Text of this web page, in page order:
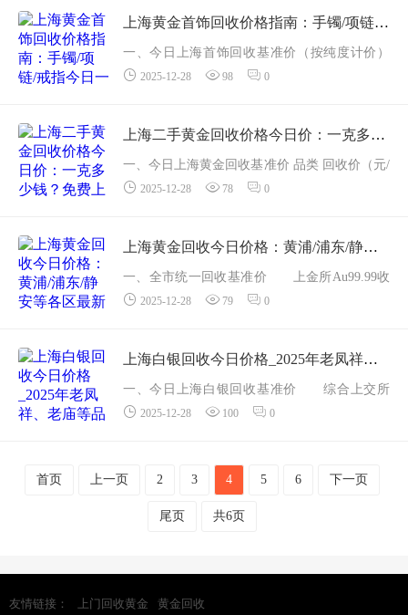
链、镂...
上海黄金首饰回收价格指南：手镯/项链/戒指今日一克能卖多少钱？
一、今日上海首饰回收基准价（按纯度计价）
首饰类型 常见纯度 回收价（元/克） 相比昨日
见于链坠） 9...
2025-12-28 98 0
上海二手黄金回收价格今日价：一克多少钱？免费上门估价，高价回收
一、今日上海黄金回收基准价 品类 回收价（元/
克） 纯度 备注 足金 999 998 99.9 % 金条、金
2025-12-28 78 0
上海黄金回收今日价格：黄浦/浦东/静安等各区最新报价多少钱一克？
一、全市统一回收基准价 上金所Au99.99收
盘：1009元/克（-1元） 上海主流回收牌
7元/克；Pt950 506元/克 各渠道在基准价上
&plusmn;5...
2025-12-28 79 0
上海白银回收今日价格_2025年老凤祥、老庙等品牌银饰回收多少钱一克
一、今日上海白银回收基准价 综合上交所
现货行情与本地主流回收平台报价，截至2025
种 回收价（元/克） 纯度 价格区间 ...
2025-12-28 100 0
首页 上一页 2 3 4 5 6 下一页
尾页 共6页
友情链接： 上门回收黄金 黄金回收